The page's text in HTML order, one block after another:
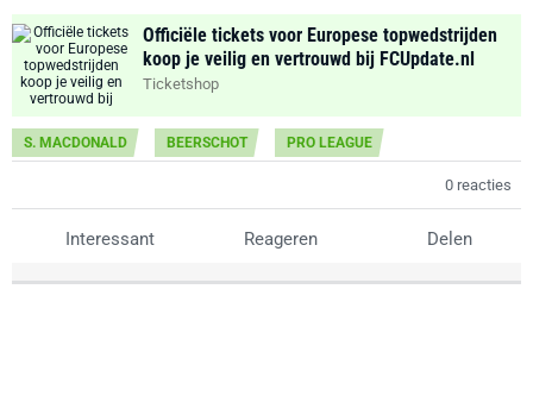
Officiële tickets voor Europese topwedstrijden
koop je veilig en vertrouwd bij FCUpdate.nl
Ticketshop
S. MACDONALD BEERSCHOT PRO LEAGUE
0 reacties
Interessant Reageren Delen